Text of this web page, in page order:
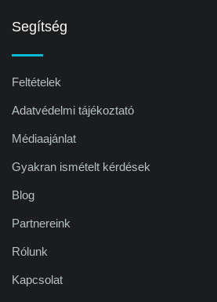
Segítség
Feltételek
Adatvédelmi tájékoztató
Médiaajánlat
Gyakran ismételt kérdések
Blog
Partnereink
Rólunk
Kapcsolat